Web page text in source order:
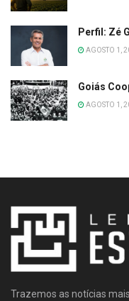
Perfil: Zé
AGOSTO 1,
Goiás
AGOSTO 1,
Trazemos as notícias